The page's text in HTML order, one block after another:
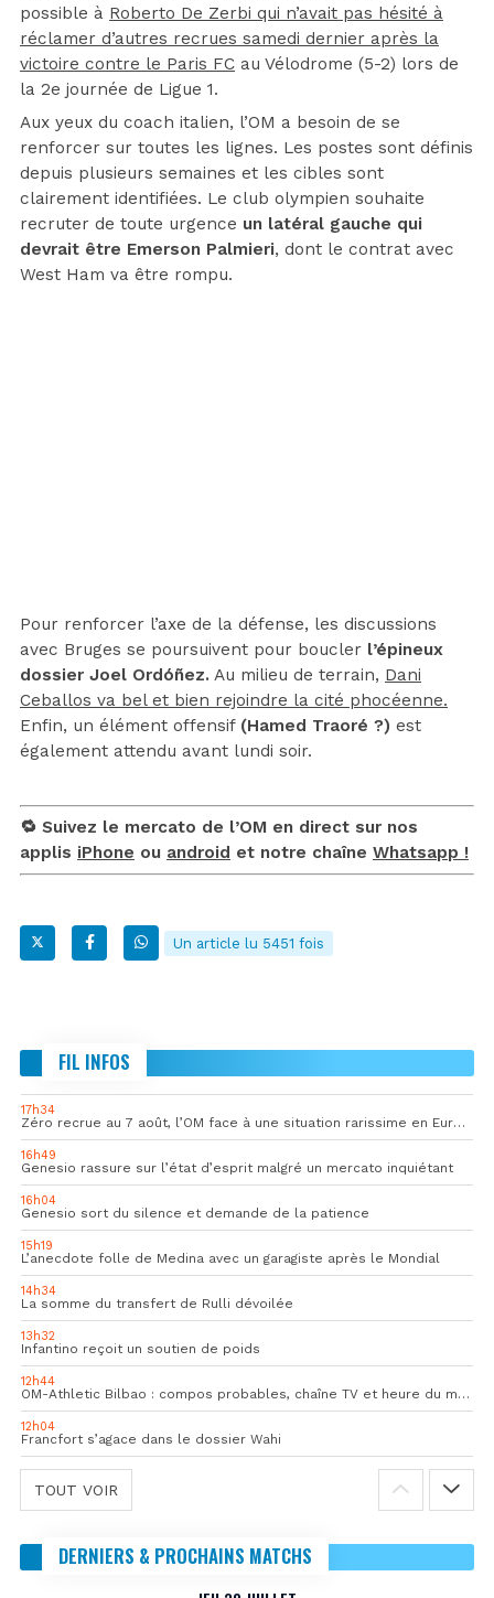
possible à Roberto De Zerbi qui n’avait pas hésité à
réclamer d’autres recrues samedi dernier après la
victoire contre le Paris FC au Vélodrome (5-2) lors de
la 2e journée de Ligue 1.
Aux yeux du coach italien, l’OM a besoin de se
renforcer sur toutes les lignes. Les postes sont définis
depuis plusieurs semaines et les cibles sont
clairement identifiées. Le club olympien souhaite
recruter de toute urgence un latéral gauche qui
devrait être Emerson Palmieri, dont le contrat avec
West Ham va être rompu.
Pour renforcer l’axe de la défense, les discussions
avec Bruges se poursuivent pour boucler l’épineux
dossier Joel Ordóñez. Au milieu de terrain, Dani
Ceballos va bel et bien rejoindre la cité phocéenne.
Enfin, un élément offensif (Hamed Traoré ?) est
également attendu avant lundi soir.
🔁 Suivez le mercato de l’OM en direct sur nos
applis iPhone ou android et notre chaîne Whatsapp !
Un article lu 5451 fois
FIL INFOS
17h34
Zéro recrue au 7 août, l’OM face à une situation rarissime en Europe
16h49
Genesio rassure sur l’état d’esprit malgré un mercato inquiétant
16h04
Genesio sort du silence et demande de la patience
15h19
L’anecdote folle de Medina avec un garagiste après le Mondial
14h34
La somme du transfert de Rulli dévoilée
13h32
Infantino reçoit un soutien de poids
12h44
OM-Athletic Bilbao : compos probables, chaîne TV et heure du match
12h04
Francfort s’agace dans le dossier Wahi
TOUT VOIR
DERNIERS & PROCHAINS MATCHS